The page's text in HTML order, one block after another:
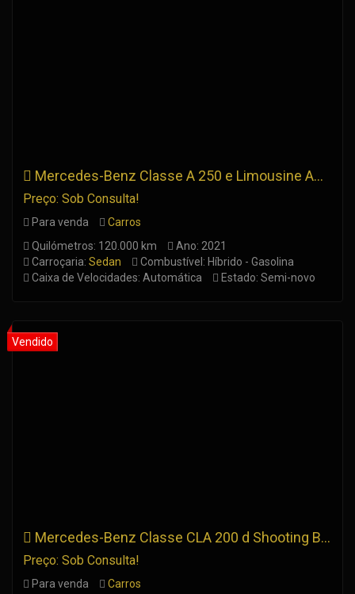
Mercedes-Benz Classe A 250 e Limousine AMG
Preço: Sob Consulta!
Para venda
Carros
Quilómetros: 120.000 km
Ano: 2021
Carroçaria: Sedan
Combustível: Híbrido - Gasolina
Caixa de Velocidades: Automática
Estado: Semi-novo
Mercedes-Benz Classe CLA 200 d Shooting Brake Urban Aut.
Preço: Sob Consulta!
Para venda Carros